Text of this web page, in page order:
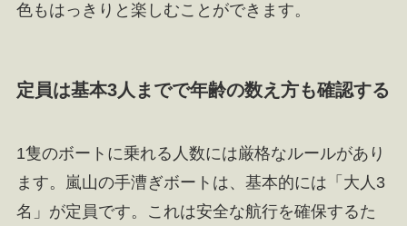
色もはっきりと楽しむことができます。
定員は基本3人までで年齢の数え方も確認する
1隻のボートに乗れる人数には厳格なルールがあり
ます。嵐山の手漕ぎボートは、基本的には「大人3
名」が定員です。これは安全な航行を確保するた